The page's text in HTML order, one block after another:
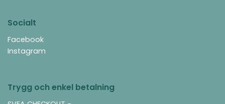
Socialt
Facebook
Instagram
Trygg och enkel betalning